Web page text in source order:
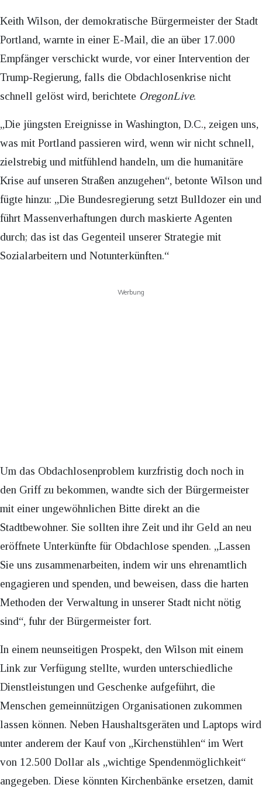
Keith Wilson, der demokratische Bürgermeister der Stadt
Portland, warnte in einer E-Mail, die an über 17.000
Empfänger verschickt wurde, vor einer Intervention der
Trump-Regierung, falls die Obdachlosenkrise nicht
schnell gelöst wird, berichtete OregonLive.
„Die jüngsten Ereignisse in Washington, D.C., zeigen uns,
was mit Portland passieren wird, wenn wir nicht schnell,
zielstrebig und mitfühlend handeln, um die humanitäre
Krise auf unseren Straßen anzugehen“, betonte Wilson und
fügte hinzu: „Die Bundesregierung setzt Bulldozer ein und
führt Massenverhaftungen durch maskierte Agenten
durch; das ist das Gegenteil unserer Strategie mit
Sozialarbeitern und Notunterkünften.“
Werbung
Um das Obdachlosenproblem kurzfristig doch noch in
den Griff zu bekommen, wandte sich der Bürgermeister
mit einer ungewöhnlichen Bitte direkt an die
Stadtbewohner. Sie sollten ihre Zeit und ihr Geld an neu
eröffnete Unterkünfte für Obdachlose spenden. „Lassen
Sie uns zusammenarbeiten, indem wir uns ehrenamtlich
engagieren und spenden, und beweisen, dass die harten
Methoden der Verwaltung in unserer Stadt nicht nötig
sind“, fuhr der Bürgermeister fort.
In einem neunseitigen Prospekt, den Wilson mit einem
Link zur Verfügung stellte, wurden unterschiedliche
Dienstleistungen und Geschenke aufgeführt, die
Menschen gemeinnützigen Organisationen zukommen
lassen können. Neben Haushaltsgeräten und Laptops wird
unter anderem der Kauf von „Kirchenstühlen“ im Wert
von 12.500 Dollar als „wichtige Spendenmöglichkeit“
angegeben. Diese könnten Kirchenbänke ersetzen, damit